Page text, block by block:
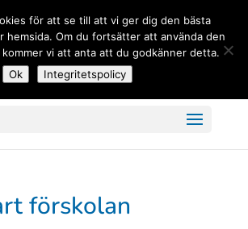
förskolan
för att se till att vi ger dig den bästa
hemsida. Om du fortsätter att använda den
vi att anta att du godkänner detta.
Ok
Integritetspolicy